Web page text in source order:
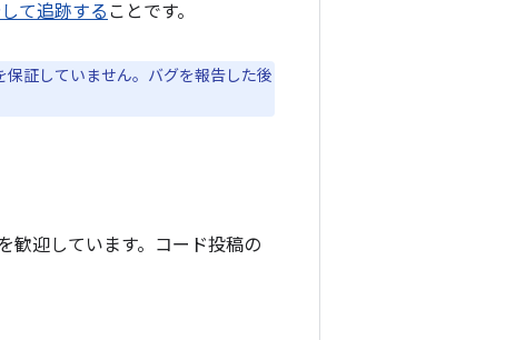
て追跡する ことです。
証していません。バグを報告した後
歓迎しています。コード投稿の